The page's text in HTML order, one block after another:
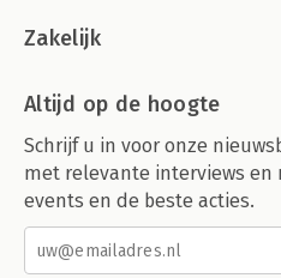
Zakelijk
Altijd op de hoogte
Schrijf u in voor onze
met relevante interviews en
events en de beste acties.